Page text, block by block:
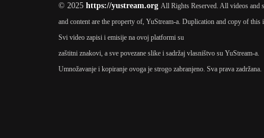
© 2025 https://yustream.org All Rights Reserved. All videos and
and content are the property of, YuStream-a. Duplication and copy of
Svi video zapisi i emisije na ovoj platformi su
zaštitni znakovi, a sve povezane slike i sadržaj vlasništvo su YuStream-a.
Umnožavanje i kopiranje ovoga je strogo zabranjeno. Sva prava zadržana.